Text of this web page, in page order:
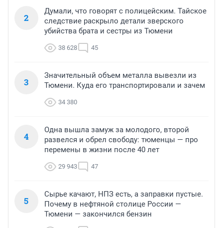
2
Думали, что говорят с полицейским. Тайское
следствие раскрыло детали зверского
убийства брата и сестры из Тюмени
38 628 45
3
Значительный объем металла вывезли из
Тюмени. Куда его транспортировали и зачем
34 380
4
Одна вышла замуж за молодого, второй
развелся и обрел свободу: тюменцы — про
перемены в жизни после 40 лет
29 943 47
5
Сырье качают, НПЗ есть, а заправки пустые.
Почему в нефтяной столице России —
Тюмени — закончился бензин